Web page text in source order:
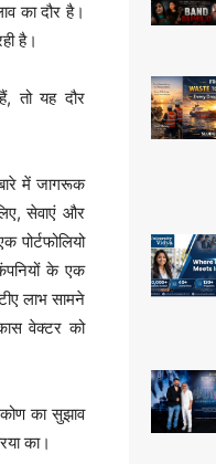
का दौर है।
है।
तो यह दौर
में जागरूक
सेवाएं और
पोर्टफोलियो
के एक
लाभ सामने
वेक्टर को
का सुझाव
का।